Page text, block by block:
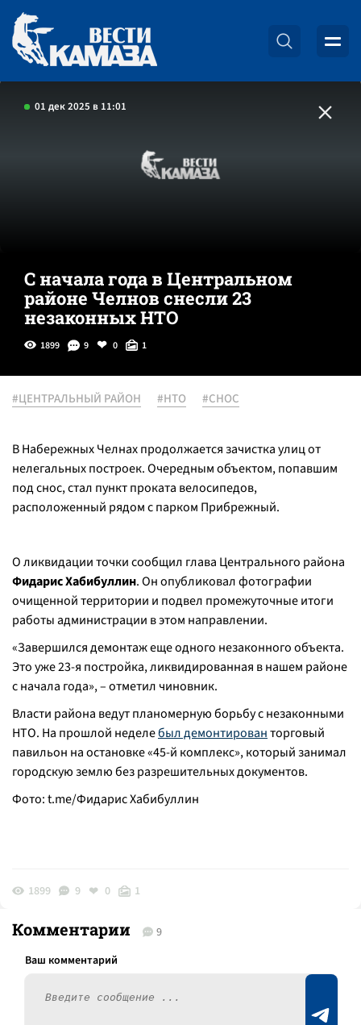
01 дек 2025 в 11:01
С начала года в Центральном
районе Челнов снесли 23
незаконных НТО
1899 9 0 1
#ЦЕНТРАЛЬНЫЙ РАЙОН #НТО #СНОС
В Набережных Челнах продолжается зачистка улиц от
нелегальных построек. Очередным объектом, попавшим
под снос, стал пункт проката велосипедов,
расположенный рядом с парком Прибрежный.
О ликвидации точки сообщил глава Центрального района
Фидарис Хабибуллин. Он опубликовал фотографии
очищенной территории и подвел промежуточные итоги
работы администрации в этом направлении.
«Завершился демонтаж еще одного незаконного объекта.
Это уже 23-я постройка, ликвидированная в нашем районе
с начала года», – отметил чиновник.
Власти района ведут планомерную борьбу с незаконными
НТО. На прошлой неделебыл демонтированторговый
павильон на остановке «45-й комплекс», который занимал
городскую землю без разрешительных документов.
Фото:t.me/ФидарисХабибуллин
1899 9 0 1
Комментарии 9